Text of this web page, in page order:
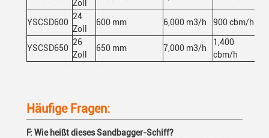
Zoll
YSCSD600
24
Zoll
600 mm 6,000 m3/h 900 cbm/h
YSCSD650
26
Zoll
650 mm 7,000 m3/h
1,400
cbm/h
Häufige Fragen:
F: Wie heißt dieses Sandbagger-Schiff?